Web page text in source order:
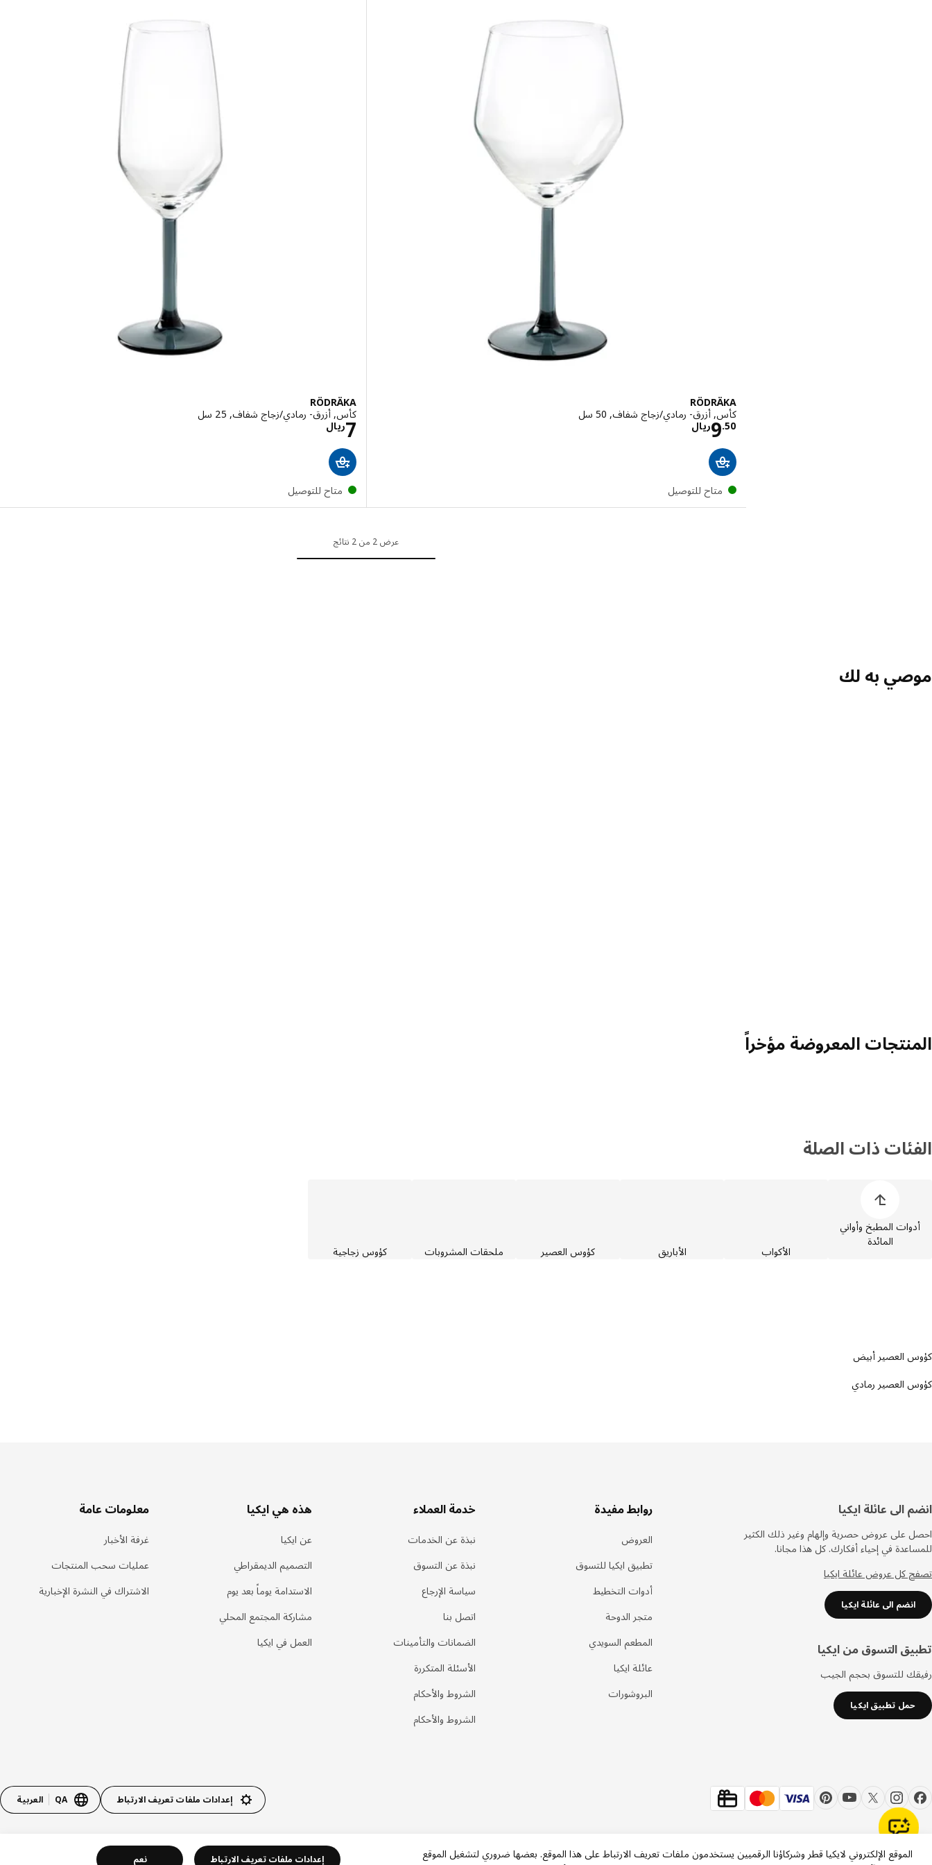
RÖDRÄKA
كأس, أزرق- رمادي/زجاج شفاف, 50 سل
ريال9.50 الاسعار ريال 9.50
متاح للتوصيل
RÖDRÄKA
كأس, أزرق- رمادي/زجاج شفاف, 25 سل
ريال7 الاسعار ريال 7
متاح للتوصيل
عرض 2 من 2 نتائج
موصي به لك
المنتجات المعروضة مؤخراً
الفئات ذات الصلة
أدوات المطبخ وأواني
المائدة
الأكواب الأباريق كؤوس العصير ملحقات المشروبات كؤوس زجاجية
كؤوس العصير أبيض
كؤوس العصير رمادي
أسفل
الصفحة
انضم الى عائلة ايكيا
احصل على عروض حصرية وإلهام وغير ذلك الكثير
للمساعدة في إحياء أفكارك. كل هذا مجانا.
تصفح كل عروض عائلة ايكيا
انضم الى عائلة ايكيا
تطبيق التسوق من ايكيا
رفيقك للتسوق بحجم الجيب
حمل تطبيق ايكيا
روابط مفيدة
العروض
تطبيق ايكيا للتسوق
أدوات التخطيط
متجر الدوحة
المطعم السويدي
عائلة ايكيا
البروشورات
خدمة العملاء
نبذة عن الخدمات
نبذة عن التسوق
سياسة الإرجاع
اتصل بنا
الضمانات والتأمينات
الأسئلة المتكررة
الشروط والأحكام
الشروط والأحكام
هذه هي ايكيا
عن ايكيا
التصميم الديمقراطي
الاستدامة يوماً بعد يوم
مشاركة المجتمع المحلي
العمل في ايكيا
معلومات عامة
غرفة الأخبار
عمليات سحب المنتجات
الاشتراك في النشرة الإخبارية
إعدادات ملفات تعريف الارتباط QA العربية
الموقع الإلكتروني لايكيا قطر وشركاؤنا الرقميين يستخدمون ملفات تعريف الارتباط على هذا الموقع. بعضها ضروري لتشغيل الموقع
إعدادات ملفات تعريف الارتباط نعم